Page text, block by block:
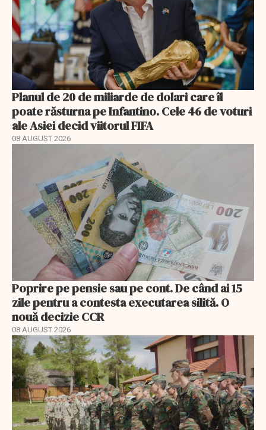
Planul de 20 de miliarde de dolari care îl
poate răsturna pe Infantino. Cele 46 de voturi
ale Asiei decid viitorul FIFA
08 AUGUST 2026
Poprire pe pensie sau pe cont. De când ai 15
zile pentru a contesta executarea silită. O
nouă decizie CCR
08 AUGUST 2026